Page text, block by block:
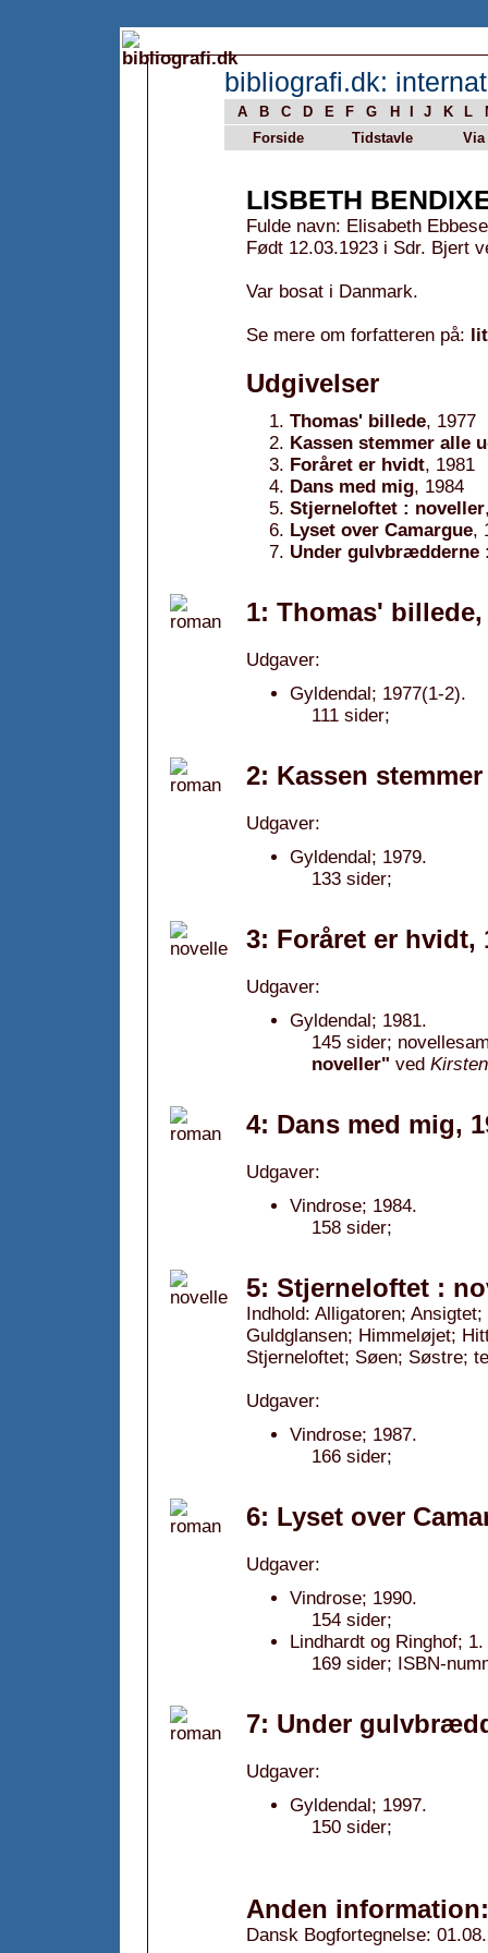
bibliografi.dk:
A B C D E F G H J K L
Forside
Tidstavle Via
LISBETH
Fulde navn: Elisabeth
Født 12.03.1923 i Sdr. Bjert
Var bosat i Danmark.
Se mere om forfatteren på:
Udgivelser
Thomas' billede, 1977
Kassen stemmer alle
Foråret er hvidt, 1981
Dans med mig, 1984
Stjerneloftet : noveller
Lyset over Camargue,
Under gulvbrædderne
1: Thomas' billede,
Udgaver:
Gyldendal; 1977(1-2).
111 sider;
2: Kassen
Udgaver:
Gyldendal; 1979.
133 sider;
3: Foråret er hvidt,
Udgaver:
Gyldendal; 1981.
145 sider;
noveller" ved
4: Dans med mig,
Udgaver:
Vindrose; 1984.
158 sider;
5: Stjerneloftet :
Indhold: Alligatoren;
Guldglansen; Himmeløjet;
Stjerneloftet; Søen; Søstre;
Udgaver:
Vindrose; 1987.
166 sider;
6: Lyset over
Udgaver:
Vindrose; 1990.
154 sider;
Lindhardt og Ringhof;
169 sider; ISBN-
7: Under
Udgaver:
Gyldendal; 1997.
150 sider;
Anden information:
Dansk Bogfortegnelse: